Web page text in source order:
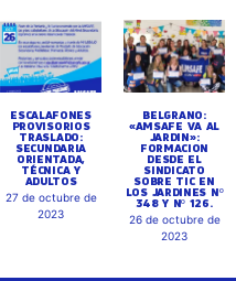
ESCALAFONES
PROVISORIOS
TRASLADO:
SECUNDARIA
ORIENTADA,
TÉCNICA Y
ADULTOS
27 de octubre de
2023
BELGRANO:
«AMSAFE VA AL
JARDIN»:
FORMACION
DESDE EL
SINDICATO
SOBRE TIC EN
LOS JARDINES Nº
348 Y Nº 126.
26 de octubre de
2023